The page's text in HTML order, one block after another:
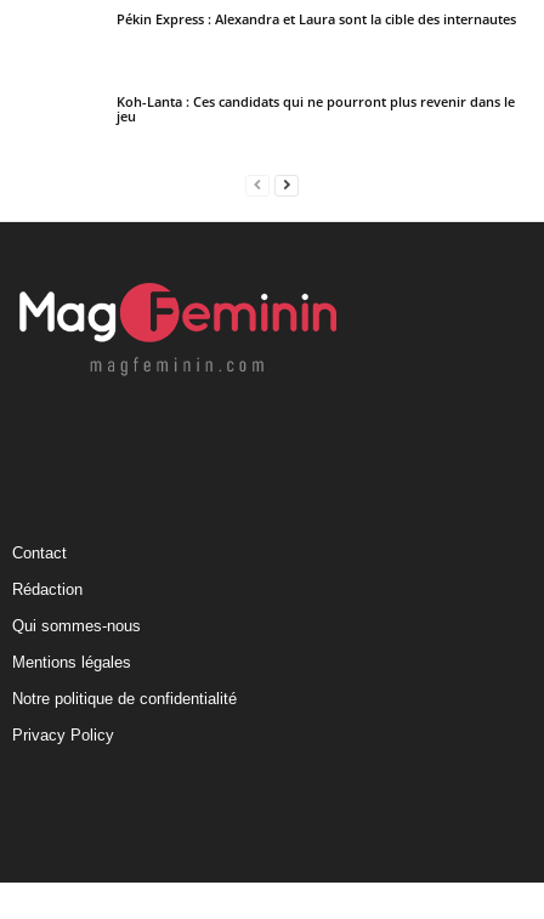
Pékin Express : Alexandra et Laura sont la cible des internautes
Koh-Lanta : Ces candidats qui ne pourront plus revenir dans le
jeu
Contact
Rédaction
Qui sommes-nous
Mentions légales
Notre politique de confidentialité
Privacy Policy